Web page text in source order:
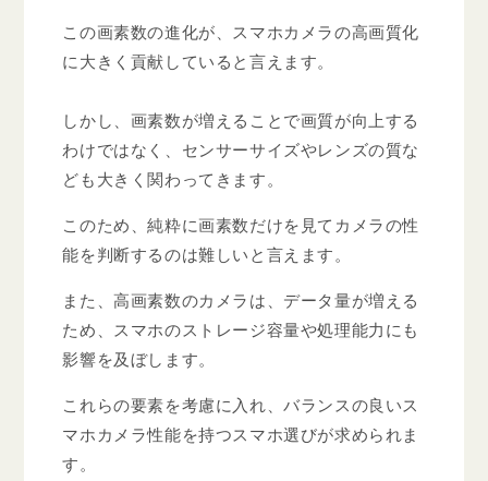
この画素数の進化が、スマホカメラの高画質化
に大きく貢献していると言えます。
しかし、画素数が増えることで画質が向上する
わけではなく、センサーサイズやレンズの質な
ども大きく関わってきます。
このため、純粋に画素数だけを見てカメラの性
能を判断するのは難しいと言えます。
また、高画素数のカメラは、データ量が増える
ため、スマホのストレージ容量や処理能力にも
影響を及ぼします。
これらの要素を考慮に入れ、バランスの良いス
マホカメラ性能を持つスマホ選びが求められま
す。